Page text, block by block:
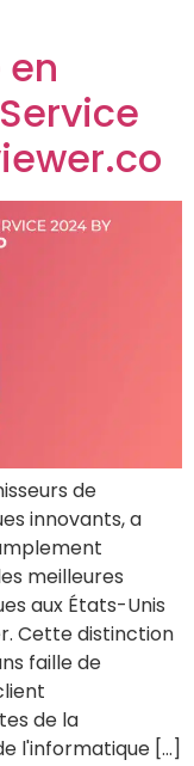
de
innovants, a
meilleures
aux États-Unis
Cette distinction
faille de
de la
l'informatique […]